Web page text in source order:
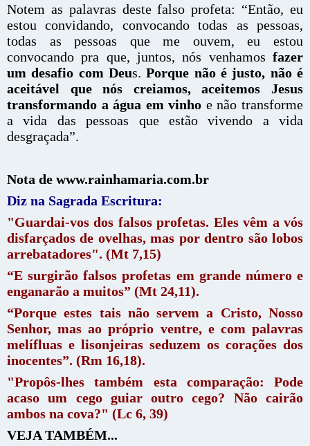
Notem as palavras deste falso profeta: “Então, eu
estou convidando, convocando todas as pessoas,
todas as pessoas que me ouvem, eu estou
convocando pra que, juntos, nós venhamos fazer
um desafio com Deus. Porque não é justo, não é
aceitável que nós creiamos, aceitemos Jesus
transformando a água em vinho e não transforme
a vida das pessoas que estão vivendo a vida
desgraçada”.
Nota de www.rainhamaria.com.br
Diz na Sagrada Escritura:
"Guardai-vos dos falsos profetas. Eles vêm a vós
disfarçados de ovelhas, mas por dentro são lobos
arrebatadores". (Mt 7,15)
“E surgirão falsos profetas em grande número e
enganarão a muitos” (Mt 24,11).
“Porque estes tais não servem a Cristo, Nosso
Senhor, mas ao próprio ventre, e com palavras
melífluas e lisonjeiras seduzem os corações dos
inocentes”. (Rm 16,18).
"Propôs-lhes também esta comparação: Pode
acaso um cego guiar outro cego? Não cairão
ambos na cova?" (Lc 6, 39)
VEJA TAMBÉM...